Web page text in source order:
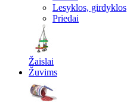
Lesyklos, girdyklos
Priedai
Žaislai
Žuvims